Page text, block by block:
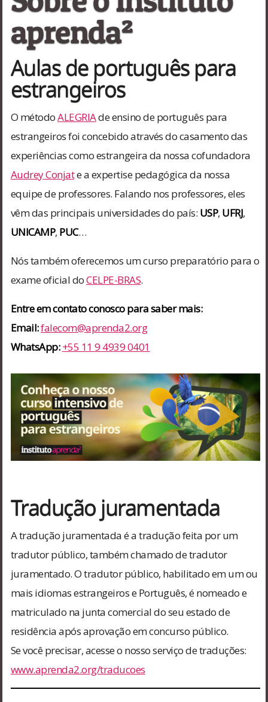
aprenda²
Aulas de português para
estrangeiros
O métodoALEGRIAde ensino de português para
estrangeiros foi concebido através do casamento das
experiências como estrangeira da nossa cofundadora
Audrey Conjate a expertise pedagógica da nossa
equipe de professores. Falando nos professores, eles
vêm das principais universidades do país: USP, UFRJ,
UNICAMP, PUC…
Nós também oferecemos um curso preparatório para o
exame oficial doCELPE-BRAS.
Entre em contato conosco para saber mais:
Email:falecom@aprenda2.org
WhatsApp: +55 11 9 4939 0401
Tradução juramentada
A tradução juramentada é a tradução feita por um
tradutor público, também chamado de tradutor
juramentado. O tradutor público, habilitado em um ou
mais idiomas estrangeiros e Português, é nomeado e
matriculado na junta comercial do seu estado de
residência após aprovação em concurso público.
Se você precisar, acesse o nosso serviço de traduções:
www.aprenda2.org/traducoes